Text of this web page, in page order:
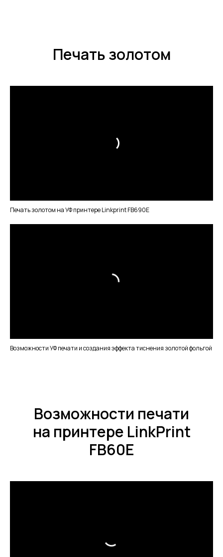
Печать золотом
Печать золотом на УФ принтере Linkprint FB690E
Возможности УФ печати и создания эффекта тиснения золотой фольгой
Возможности печати
на принтере LinkPrint
FB60E